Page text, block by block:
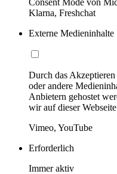
Klarna, Freshchat
Externe Medieninhalte
Durch das
oder andere
Anbietern gehostet
wir auf dieser
Vimeo, YouTube
Erforderlich
Immer aktiv